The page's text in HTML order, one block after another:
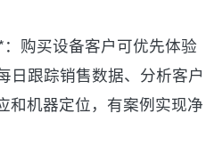
购买设备客户可优先体验
日跟踪销售数据、分析客户
和机器定位，有案例实现净